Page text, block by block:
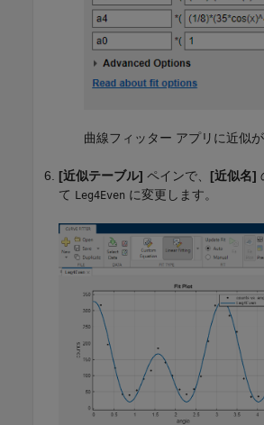
曲線フィッター アプリに近似が
[近似テーブル] ペインで、 [近似名]
て Leg4Even に変更します。